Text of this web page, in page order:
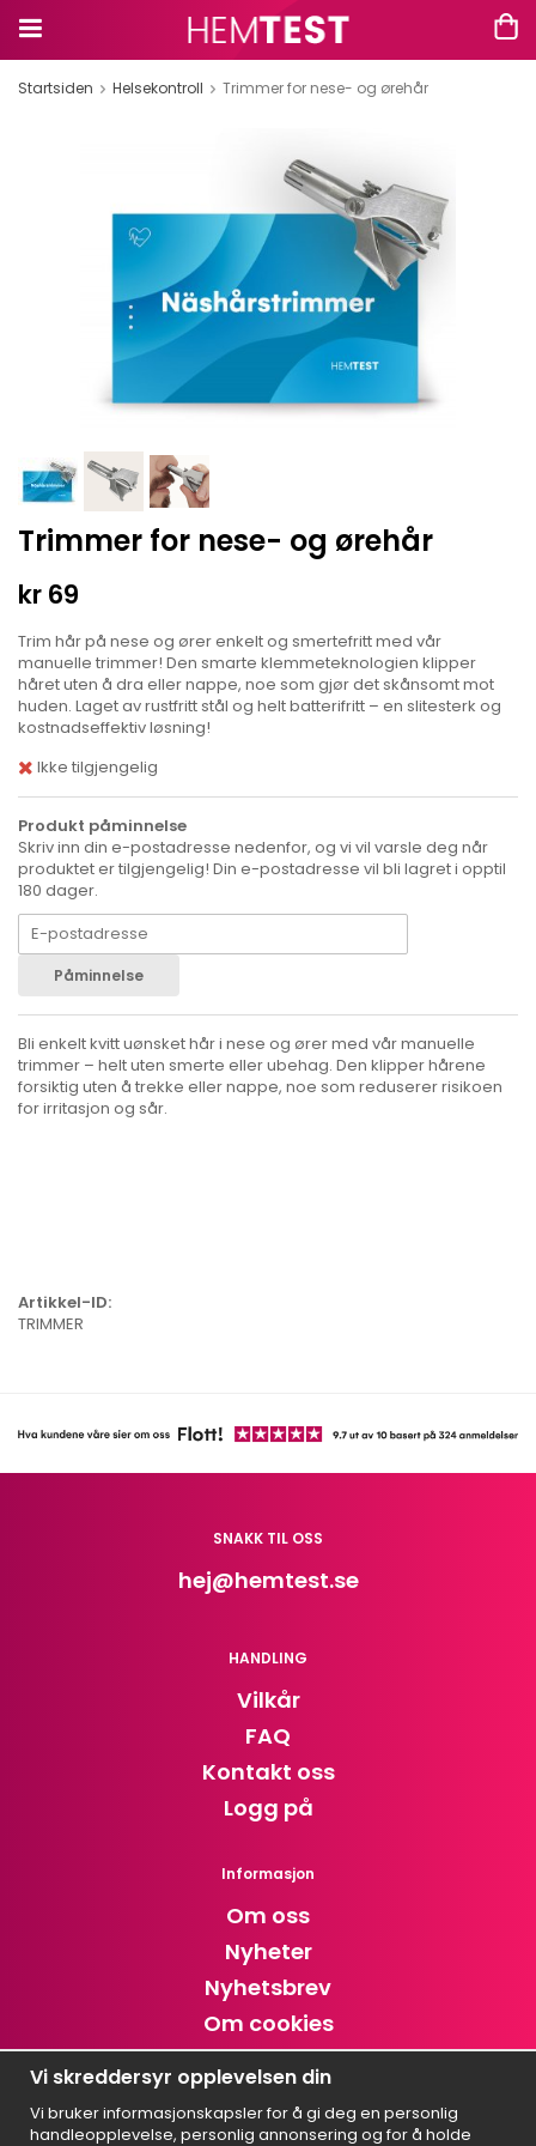
Startsiden Helsekontroll Trimmer for nese- og ørehår
Trimmer for nese- og ørehår
kr 69
Trim hår på nese og ører enkelt og smertefritt med vår
manuelle trimmer! Den smarte klemmeteknologien klipper
håret uten å dra eller nappe, noe som gjør det skånsomt mot
huden. Laget av rustfritt stål og helt batterifritt – en slitesterk og
kostnadseffektiv løsning!
Ikke tilgjengelig
Produkt påminnelse
Skriv inn din e-postadresse nedenfor, og vi vil varsle deg når
produktet er tilgjengelig! Din e-postadresse vil bli lagret i opptil
180 dager.
Påminnelse
Bli enkelt kvitt uønsket hår i nese og ører med vår manuelle
trimmer – helt uten smerte eller ubehag. Den klipper hårene
forsiktig uten å trekke eller nappe, noe som reduserer risikoen
for irritasjon og sår.
Artikkel-ID:
TRIMMER
SNAKK TIL OSS
hej@hemtest.se
HANDLING
Vilkår
FAQ
Kontakt oss
Logg på
Informasjon
Om oss
Nyheter
Nyhetsbrev
Om cookies
Cookie settings
Abonner på nyhetsbrevet
Vi skreddersyr opplevelsen din
Vi bruker informasjonskapsler for å gi deg en personlig
handleopplevelse, personlig annonsering og for å holde